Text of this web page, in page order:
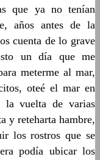
que ya no tenían
años antes de la
cuenta de lo grave
un día que me
meterme al mar,
oteé el mar en
la vuelta de varias
y reteharta hambre,
los rostros que se
podía ubicar los